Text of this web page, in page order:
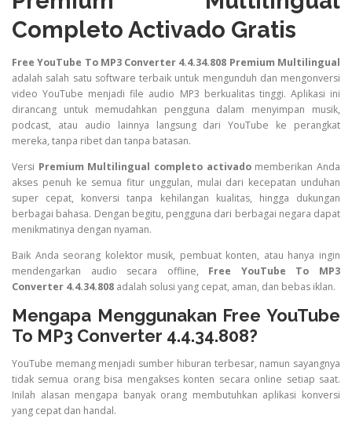
Completo Activado Gratis
Free YouTube To MP3 Converter 4.4.34.808 Premium Multilingual
adalah salah satu software terbaik untuk mengunduh dan mengonversi
video YouTube menjadi file audio MP3 berkualitas tinggi. Aplikasi ini
dirancang untuk memudahkan pengguna dalam menyimpan musik,
podcast, atau audio lainnya langsung dari YouTube ke perangkat
mereka, tanpa ribet dan tanpa batasan.
Versi Premium Multilingual completo activadomemberikan Anda
akses penuh ke semua fitur unggulan, mulai dari kecepatan unduhan
super cepat, konversi tanpa kehilangan kualitas, hingga dukungan
berbagai bahasa. Dengan begitu, pengguna dari berbagai negara dapat
menikmatinya dengan nyaman.
Baik Anda seorang kolektor musik, pembuat konten, atau hanya ingin
mendengarkan audio secara offline, Free YouTube To MP3
Converter 4.4.34.808 adalah solusi yang cepat, aman, dan bebas iklan.
Mengapa Menggunakan Free YouTube
To MP3 Converter 4.4.34.808?
YouTube memang menjadi sumber hiburan terbesar, namun sayangnya
tidak semua orang bisa mengakses konten secara online setiap saat.
Inilah alasan mengapa banyak orang membutuhkan aplikasi konversi
yang cepat dan handal.